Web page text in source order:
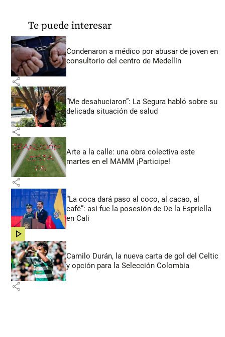
Te puede interesar
Condenaron a médico por abusar de joven en
consultorio del centro de Medellín
share
“Me desahuciaron”: La Segura habló sobre su
delicada situación de salud
share
Arte a la calle: una obra colectiva este
martes en el MAMM ¡Participe!
share
“La coca dará paso al coco, al cacao, al
café”: así fue la posesión de De la Espriella
en Cali
share
Camilo Durán, la nueva carta de gol del Celtic
y opción para la Selección Colombia
share